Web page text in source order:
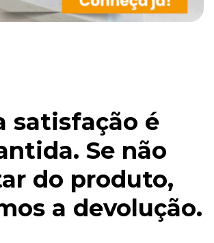
satisfação é
Se não
do produto,
a devolução.